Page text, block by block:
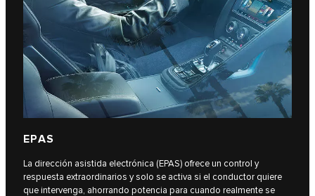
EPAS
La dirección asistida electrónica (EPAS) ofrece un control y
respuesta extraordinarios y solo se activa si el conductor quiere
que intervenga, ahorrando potencia para cuando realmente se